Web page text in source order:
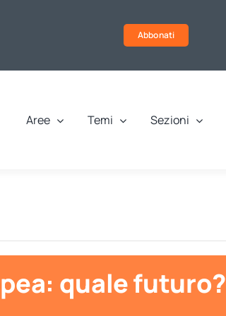
Abbonati
Aree Temi Sezioni
quale futuro?